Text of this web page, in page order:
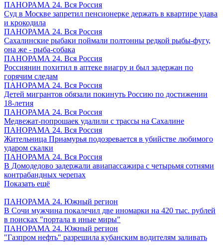
ПАНОРАМА 24. Вся Россия
Суд в Москве запретил пенсионерке держать в квартире удава
и крокодила
ПАНОРАМА 24. Вся Россия
Сахалинские рыбаки поймали полтонны редкой рыбы-фугу,
она же - рыба-собака
ПАНОРАМА 24. Вся Россия
Россиянин похитил в аптеке виагру и был задержан по
горячим следам
ПАНОРАМА 24. Вся Россия
Детей мигрантов обязали покинуть Россию по достижении
18-летия
ПАНОРАМА 24. Вся Россия
Медвежат-попрошаек удалили с трассы на Сахалине
ПАНОРАМА 24. Вся Россия
Жительница Приамурья подозревается в убийстве любимого
ударом скалки
ПАНОРАМА 24. Вся Россия
В Домодедово задержали авиапассажира с четырьмя сотнями
контрабандных черепах
Показать ещё
ПАНОРАМА 24. Южный регион
В Сочи мужчина покалечил две иномарки на 420 тыс. рублей
в поисках "портала в иные миры"
ПАНОРАМА 24. Южный регион
"Газпром нефть" разрешила кубанским водителям заливать